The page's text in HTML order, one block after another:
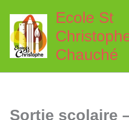
contenu
Ecole St
Chauché
Sortie scolaire